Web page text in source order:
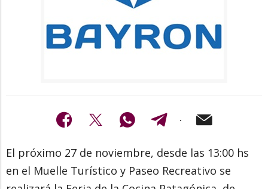
El próximo 27 de noviembre, desde las 13:00 hs
en el Muelle Turístico y Paseo Recreativo se